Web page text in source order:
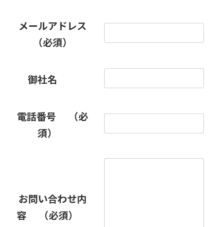
メールアドレス
（必須）
御社名
電話番号
（必
須）
お問い合わせ内
容
（必須）